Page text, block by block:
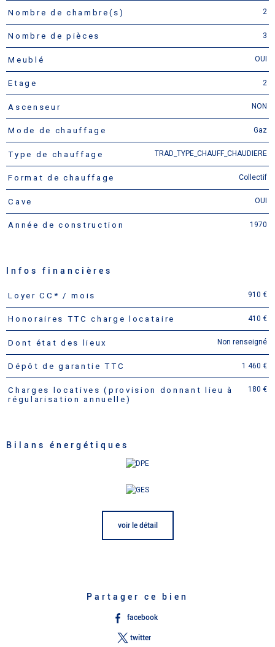
Nombre de chambre(s) 2
Nombre de pièces 3
Meublé OUI
Etage 2
Ascenseur NON
Mode de chauffage Gaz
Type de chauffage TRAD_TYPE_CHAUFF_CHAUDIERE
Format de chauffage Collectif
Cave OUI
Année de construction 1970
Infos financières
Caractéristiques Valeurs
Loyer CC* / mois 910 €
Honoraires TTC charge locataire 410 €
Dont état des lieux Non renseigné
Dépôt de garantie TTC 1 460 €
Charges locatives (provision donnant lieu à
régularisation annuelle)
180 €
Bilans énergétiques
voir le détail
Partager ce bien
facebook
twitter